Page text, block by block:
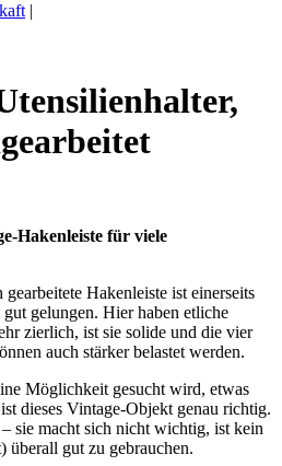
|
Hakenleiste für viele
Hakenleiste ist einerseits
gelungen. Hier haben etliche
zierlich, ist sie solide und die vier
auch stärker belastet werden.
Möglichkeit gesucht wird, etwas
dieses Vintage-Objekt genau richtig.
sie macht sich nicht wichtig, ist kein
überall gut zu gebrauchen.